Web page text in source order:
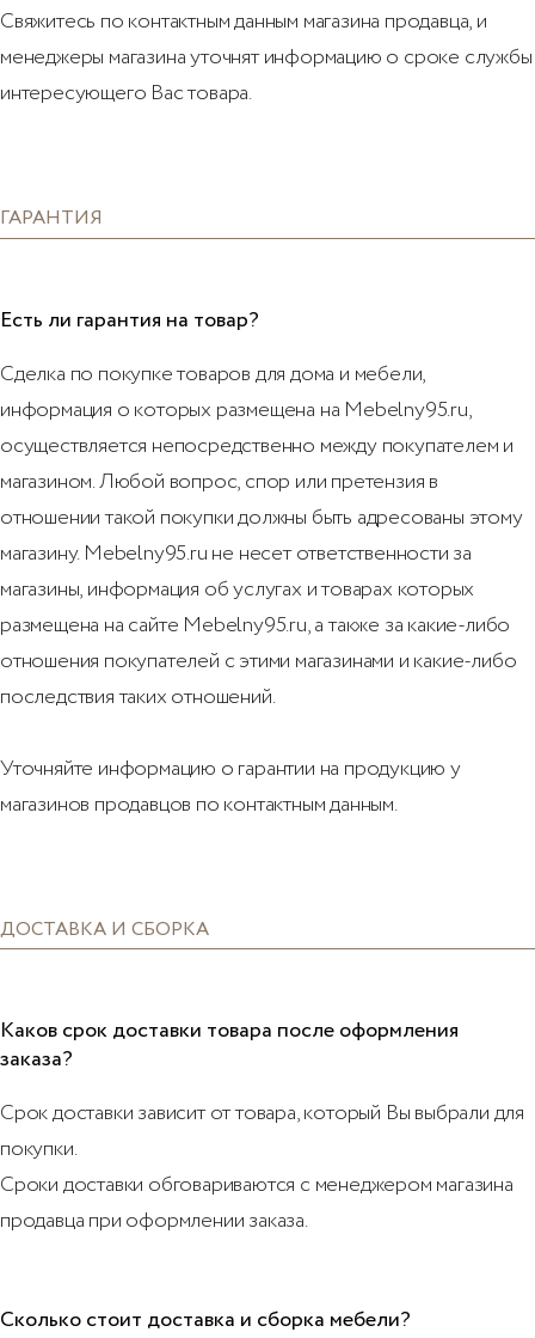
Свяжитесь по контактным данным магазина продавца, и
менеджеры магазина уточнят информацию о сроке службы
интересующего Вас товара.
ГАРАНТИЯ
Есть ли гарантия на товар?
Сделка по покупке товаров для дома и мебели,
информация о которых размещена на Mebelny95.ru,
осуществляется непосредственно между покупателем и
магазином. Любой вопрос, спор или претензия в
отношении такой покупки должны быть адресованы этому
магазину. Mebelny95.ru не несет ответственности за
магазины, информация об услугах и товарах которых
размещена на сайте Mebelny95.ru, а также за какие-либо
отношения покупателей с этими магазинами и какие-либо
последствия таких отношений.
Уточняйте информацию о гарантии на продукцию у
магазинов продавцов по контактным данным.
ДОСТАВКА И СБОРКА
Каков срок доставки товара после оформления
заказа?
Срок доставки зависит от товара, который Вы выбрали для
покупки.
Сроки доставки обговариваются с менеджером магазина
продавца при оформлении заказа.
Сколько стоит доставка и сборка мебели?